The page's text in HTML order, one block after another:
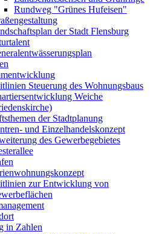
Rundweg "Grünes Hufeisen"
der Stadt Flensburg
Steuerung des Wohnungsbaus
Weiche
der Stadtplanung
und Einzelhandelskonzept
des Gewerbegebietes
zur Entwicklung von
in Zahlen